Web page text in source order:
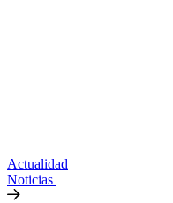
Actualidad
Noticias